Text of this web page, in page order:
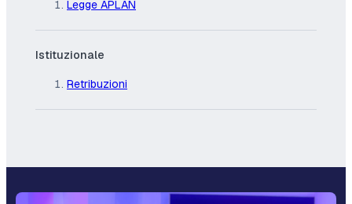
Legge APLAN
Istituzionale
Retribuzioni